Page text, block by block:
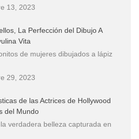
13, 2023
La Perfección del Dibujo A
Vita
de mujeres dibujados a lápiz
29, 2023
de las Actrices de Hollywood
del Mundo
verdadera belleza capturada en